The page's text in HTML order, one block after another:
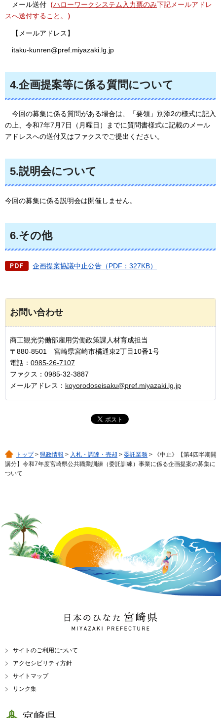
メール送付 （ハローワークシステム入力票のみ下記メールアドレ
スへ送付すること。
）
【メールアドレス】
itaku-kunren@pref.miyazaki.lg.jp
4.企画提案等に係る質問について
今回の募集に係る質問がある場合は、「要領」別添2の様式に記入
の上、令和7年7月7日（月曜日）までに質問書様式に記載のメール
アドレスへの送付又はファクスでご提出ください。
5.説明会について
今回の募集に係る説明会は開催しません。
6.その他
企画提案協議中止公告（PDF：327KB）
お問い合わせ
商工観光労働部雇用労働政策課人材育成担当
〒880-8501 宮崎県宮崎市橘通東2丁目10番1号
電話： 0985-26-7107
ファクス：0985-32-3887
メールアドレス： koyorodoseisaku@pref.miyazaki.lg.jp
トップ> 県政情報 > 入札・調達・売却 > 委託業務 > 《中止》【第4四半期開
講分】令和7年度宮崎県公共職業訓練（委託訓練）事業に係る企画提案の募集に
ついて
日本のひなた 宮崎県
MIYAZAKI PREFECTURE
サイトのご利用について
アクセシビリティ方針
サイトマップ
リンク集
宮崎県